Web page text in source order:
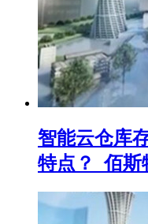
智能云仓库
特点？_佰斯